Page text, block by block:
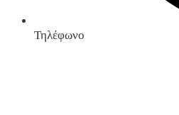
Τηλέφωνο